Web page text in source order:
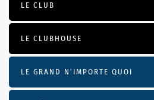
LE CLUB
LE CLUBHOUSE
LE GRAND N’IMPORTE QUOI